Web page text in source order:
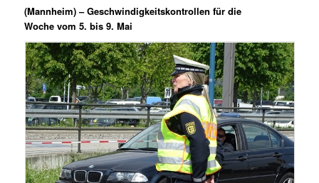
(Mannheim) –Geschwindigkeitskontrollen für die
Woche vom 5. bis 9. Mai